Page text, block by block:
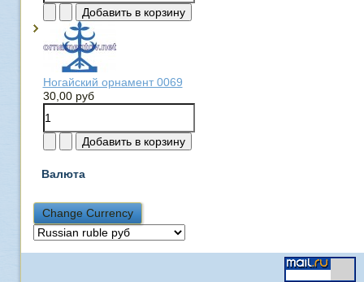
Ногайский орнамент 0069
30,00 руб
Валюта